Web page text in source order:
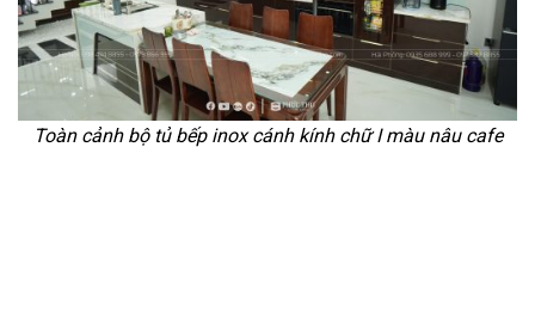
Toàn cảnh bộ tủ bếp inox cánh kính chữ I màu nâu cafe